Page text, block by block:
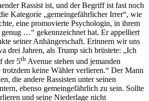
Rassist ist, und der Begriff ist fast noch
Kategorie „gemeingefährlicher Irrer“, wie
eine promovierte Psychologin, in ihrem
…“ gekennzeichnet hat. Er appelliert
seiner Anhängerschaft. Erinnern wir uns
drei Jahren, als Trump sich brüstete: „Ich
der 5th Avenue stehen und jemanden
trotzdem keine Wähler verlieren.“ Der Mann
die andere Rassisten unter seinen
ebenso gemeingefährlich zu sein. Sollte
und seine Niederlage nicht